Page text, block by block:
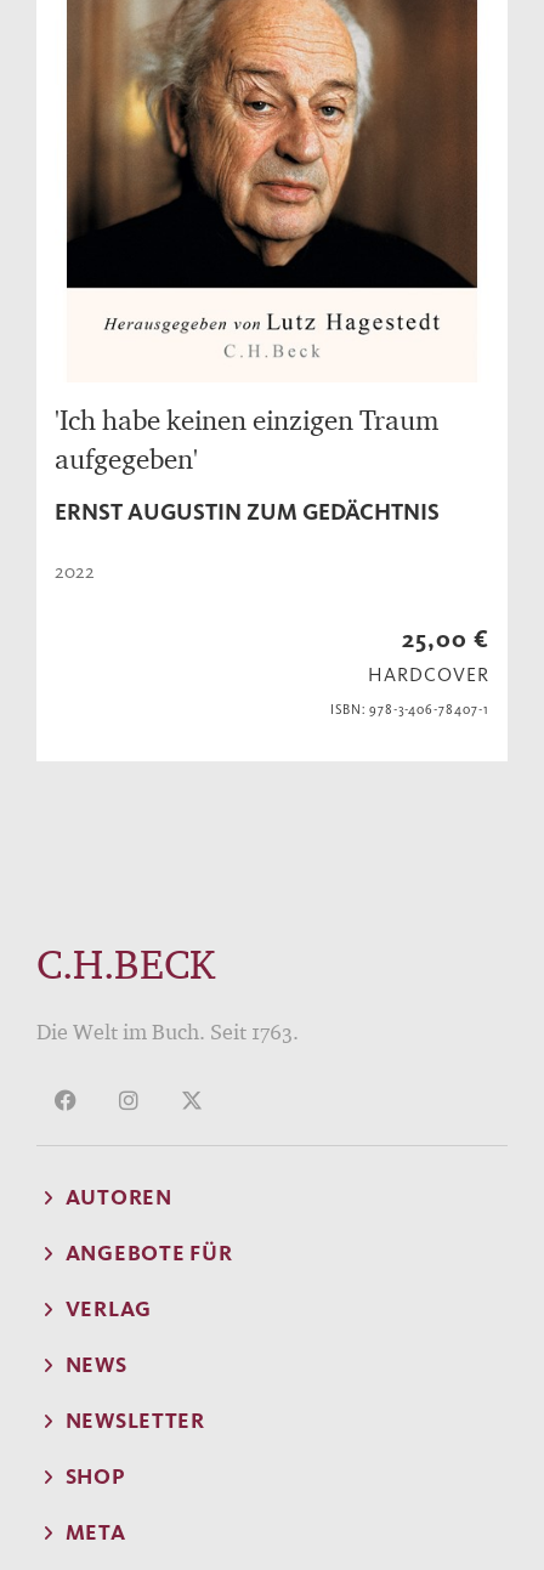
'Ich habe keinen einzigen Traum
aufgegeben'
ERNST AUGUSTIN ZUM GEDÄCHTNIS
2022
25,00 €
HARDCOVER
ISBN: 978-3-406-78407-1
C.H.BECK
Die Welt im Buch. Seit 1763.
AUTOREN
ANGEBOTE FÜR
VERLAG
NEWS
NEWSLETTER
SHOP
META